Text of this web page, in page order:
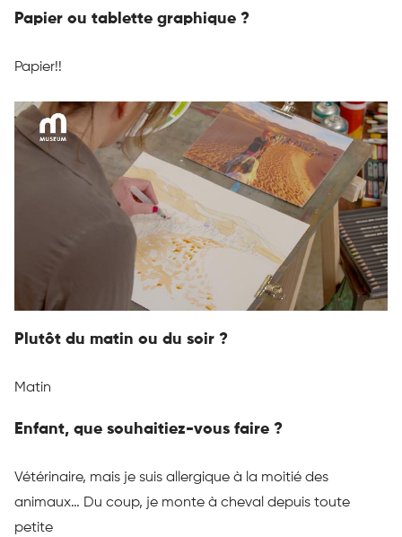
Papier ou tablette graphique ?
Papier!!
Plutôt du matin ou du soir ?
Matin
Enfant, que souhaitiez-vous faire ?
Vétérinaire, mais je suis allergique à la moitié des
animaux… Du coup, je monte à cheval depuis toute
petite